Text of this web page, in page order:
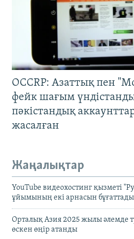
OCCRP: Азаттық пен
фейк шағым
пәкістандық
жасалған
Жаңалықтар
YouTube видеохостинг қызметі
ұйымының екі арнасын бұғаттады
Орталық Азия 2025 жылы әлемде
өскен өңір атанды